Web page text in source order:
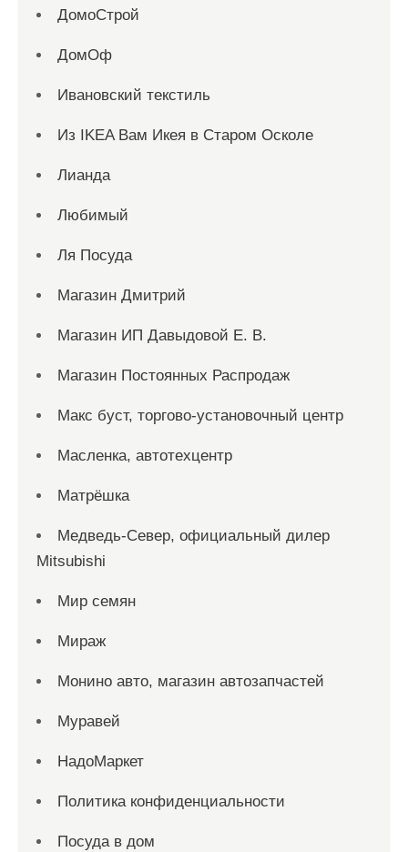
ДомоСтрой
ДомОф
Ивановский текстиль
Из IKEA Вам Икея в Старом Осколе
Лианда
Любимый
Ля Посуда
Магазин Дмитрий
Магазин ИП Давыдовой Е. В.
Магазин Постоянных Распродаж
Макс буст, торгово-установочный центр
Масленка, автотехцентр
Матрёшка
Медведь-Север, официальный дилер
Mitsubishi
Мир семян
Мираж
Монино авто, магазин автозапчастей
Муравей
НадоМаркет
Политика конфиденциальности
Посуда в дом